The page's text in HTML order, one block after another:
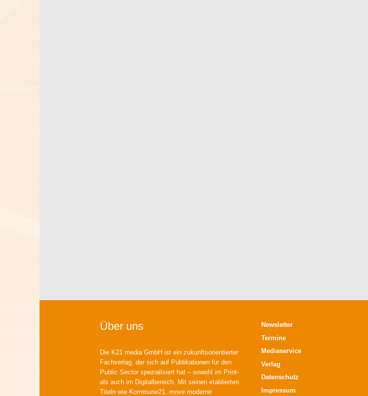
Über uns
Die K21 media GmbH ist ein zukunftsorientierter
Fachverlag, der sich auf Publikationen für den
Public Sector spezialisiert hat – sowohl im Print-
als auch im Digitalbereich. Mit seinen etablierten
Titeln wie Kommune21, move moderne
Newsletter
Termine
Mediaservice
Verlag
Datenschutz
Impressum